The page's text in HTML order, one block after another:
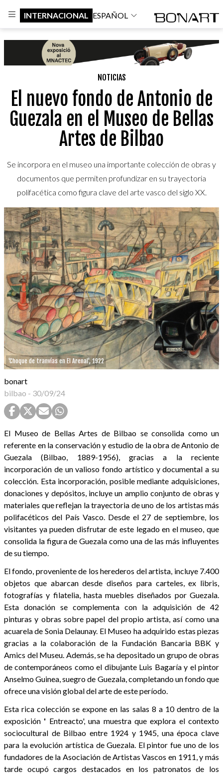
INTERNACIONAL ESPAÑOL
NOTICIAS
El nuevo fondo de Antonio de
Guezala en el Museo de Bellas
Artes de Bilbao
Se incorpora en el museo una importante colección de obras y
documentos que permiten profundizar en su trayectoria
polifacética como figura clave del arte vasco del siglo XX.
'Choque de tranvías en El Arenal', 1922
bonart
bilbao - 30/09/24
El Museo de Bellas Artes de Bilbao se consolida como un
referente en la conservación y estudio de la obra de Antonio de
Guezala (Bilbao, 1889-1956), gracias a la reciente
incorporación de un valioso fondo artístico y documental a su
colección. Esta incorporación, posible mediante adquisiciones,
donaciones y depósitos, incluye un amplio conjunto de obras y
materiales que reflejan la trayectoria de uno de los artistas más
polifacéticos del País Vasco. Desde el 27 de septiembre, los
visitantes ya pueden disfrutar de este legado en el museo, que
consolida la figura de Guezala como una de las más influyentes
de su tiempo.
El fondo, proveniente de los herederos del artista, incluye 7.400
objetos que abarcan desde diseños para carteles, ex libris,
fotografías y filatelia, hasta muebles diseñados por Guezala.
Esta donación se complementa con la adquisición de 42
pinturas y obras sobre papel del propio artista, así como una
acuarela de Sonia Delaunay. El Museo ha adquirido estas piezas
gracias a la colaboración de la Fundación Bancaria BBK y
Amics del Museu. Además, se ha depositado un grupo de obras
de contemporáneos como el dibujante Luis Bagaría y el pintor
Anselmo Guinea, suegro de Guezala, completando un fondo que
ofrece una visión global del arte de este período.
Esta rica colección se expone en las salas 8 a 10 dentro de la
exposición ' Entreacto', una muestra que explora el contexto
sociocultural de Bilbao entre 1924 y 1945, una época clave
para la evolución artística de Guezala. El pintor fue uno de los
fundadores de la Asociación de Artistas Vascos en 1911, y más
tarde ocupó cargos destacados en los patronatos de los